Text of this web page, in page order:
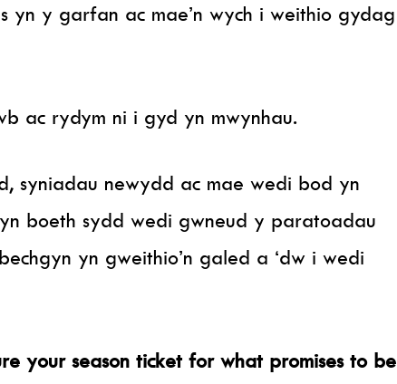
yn y garfan ac mae’n wych i weithio gydag
ac rydym ni i gyd yn mwynhau.
syniadau newydd ac mae wedi bod yn
boeth sydd wedi gwneud y paratoadau
yn gweithio’n galed a ‘dw i wedi
your season ticket for what promises to be